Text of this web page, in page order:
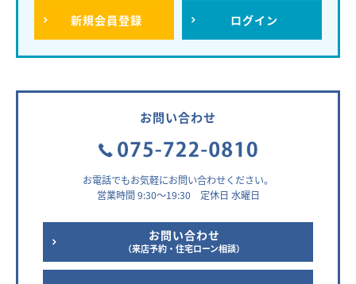
新規会員登録 ログイン
お問い合わせ
お電話でもお気軽にお問い合わせください。
営業時間 9:30～19:30 定休日 水曜日
お問い合わせ
（来店予約・住宅ローン相談）